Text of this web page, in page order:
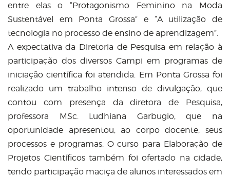
entre elas o “Protagonismo Feminino na Moda
Sustentável em Ponta Grossa” e “A utilização de
tecnologia no processo de ensino de aprendizagem”.
A expectativa da Diretoria de Pesquisa em relação à
participação dos diversos Campi em programas de
iniciação científica foi atendida. Em Ponta Grossa foi
realizado um trabalho intenso de divulgação, que
contou com presença da diretora de Pesquisa,
professora MSc. Ludhiana Garbugio, que na
oportunidade apresentou, ao corpo docente, seus
processos e programas. O curso para Elaboração de
Projetos Científicos também foi ofertado na cidade,
tendo participação maciça de alunos interessados em